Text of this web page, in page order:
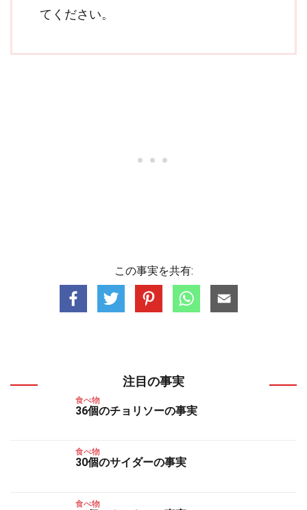
てください。
この事実を共有:
注目の事実
食べ物
36個のチョリソーの事実
食べ物
30個のサイダーの事実
食べ物